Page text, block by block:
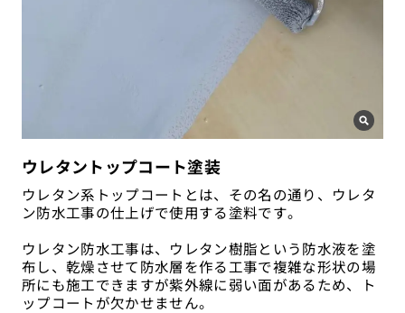
ウレタントップコート塗装
ウレタン系トップコートとは、その名の通り、ウレタ
ン防水工事の仕上げで使用する塗料です。
ウレタン防水工事は、ウレタン樹脂という防水液を塗
布し、乾燥させて防水層を作る工事で複雑な形状の場
所にも施工できますが紫外線に弱い面があるため、ト
ップコートが欠かせません。